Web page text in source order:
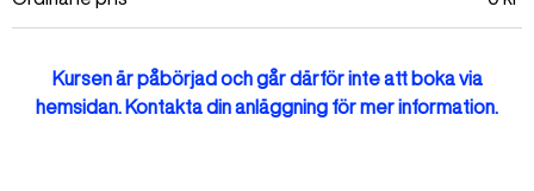
Kursen är påbörjad och går därför inte att boka via
hemsidan. Kontakta din anläggning för mer information.